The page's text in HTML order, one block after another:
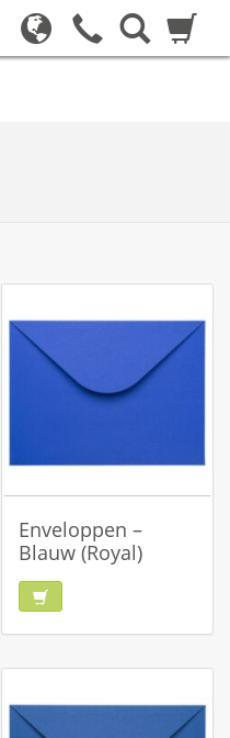
Enveloppen –
Blauw (Royal)